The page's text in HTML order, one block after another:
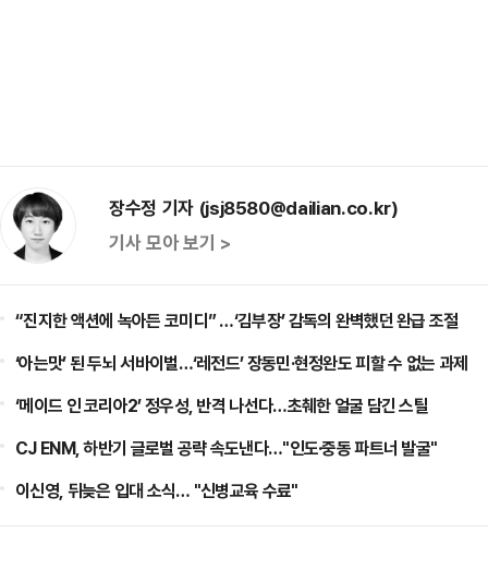
장수정 기자 (jsj8580@dailian.co.kr)
기사 모아 보기 >
“진지한 액션에 녹아든 코미디” …‘김부장’ 감독의 완벽했던 완급 조절
‘아는맛’ 된 두뇌 서바이벌…‘레전드’ 장동민·현정완도 피할 수 없는 과제
‘메이드 인 코리아2’ 정우성, 반격 나선다…초췌한 얼굴 담긴 스틸
CJ ENM, 하반기 글로벌 공략 속도낸다…"인도·중동 파트너 발굴"
이신영, 뒤늦은 입대 소식… "신병교육 수료"